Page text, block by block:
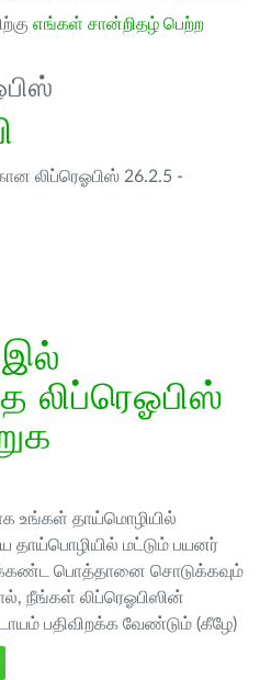
எங்கள் சான்றிதழ் பெற்ற
லிப்ரெஓபிஸ் 26.2.5 -
இல்
லிப்ரெஓபிஸ்
உங்கள் தாய்மொழியில்
தாய்பொழியில் மட்டும் பயனர்
பொத்தானை சொடுக்கவும்
நீங்கள் லிப்ரெஓபிஸின்
பதிவிறக்க வேண்டும் (கீழே)